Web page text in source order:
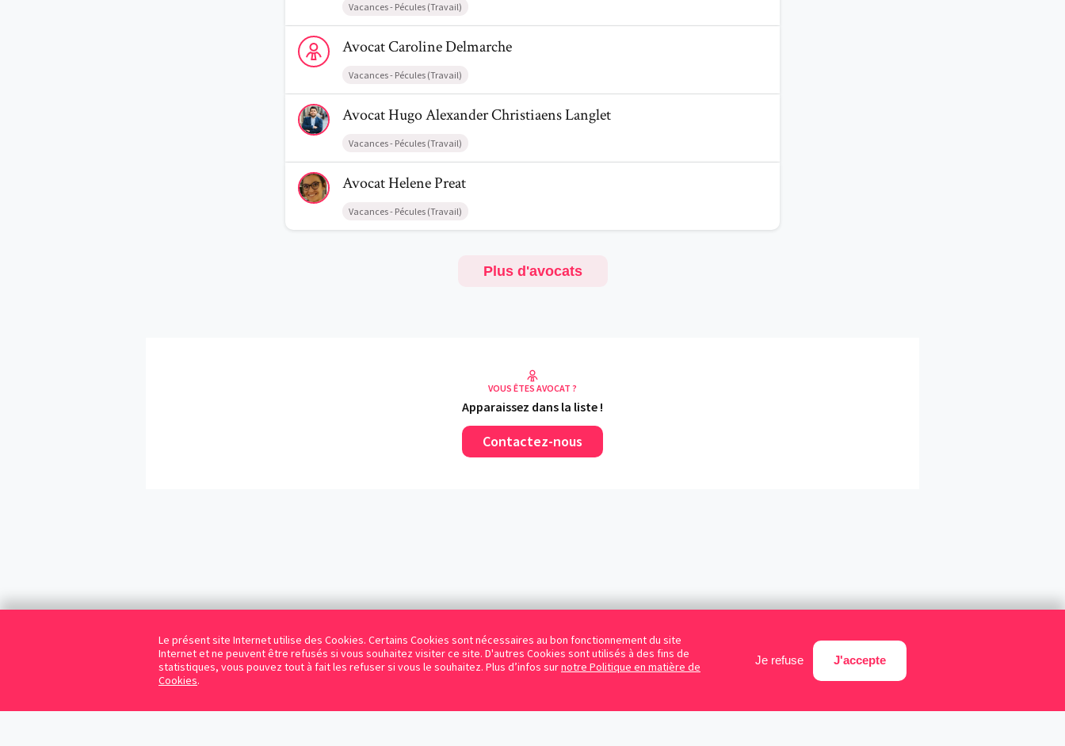
Le présent site Internet utilise des Cookies. Certains Cookies sont nécessaires au bon fonctionnement du site
Internet et ne peuvent être refusés si vous souhaitez visiter ce site. D'autres Cookies sont utilisés à des fins de
statistiques, vous pouvez tout à fait les refuser si vous le souhaitez. Plus d’infos surnotre Politique en matière de
Cookies.
Je refuse J'accepte
Vacances - Pécules (Travail)
Voir le profil de AvocatCaroline Delmarche
AvocatCarolineDelmarche
Vacances - Pécules (Travail)
Voir le profil de AvocatHugo Alexander Christiaens Langlet
AvocatHugo AlexanderChristiaens Langlet
Vacances - Pécules (Travail)
Voir le profil de AvocatHelene Preat
AvocatHelenePreat
Vacances - Pécules (Travail)
Plus d'avocats
VOUS ÊTES AVOCAT ?
Apparaissez dans la liste !
Contactez-nous